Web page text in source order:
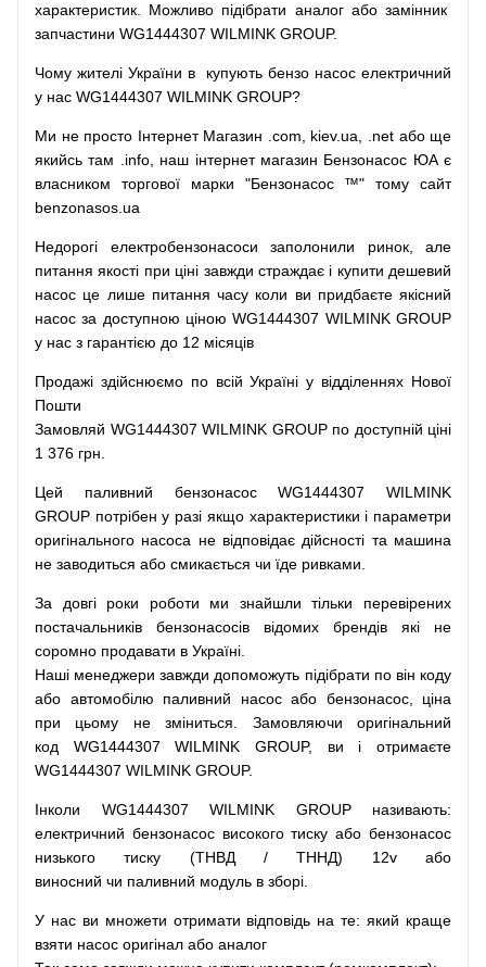
характеристик. Можливо підібрати аналог або замінник
запчастини WG1444307 WILMINK GROUP.
Чому жителі України в купують бензо насос електричний
у нас WG1444307 WILMINK GROUP?
Ми не просто Інтернет Магазин .com kiev.ua .net або ще
якийсь там .info, наш інтернет магазин Бензонасос ЮА є
власником
торгової марки "Бензонасос ™" тому
сайт
benzonasos.ua
Недорогі електробензонасоси заполонили ринок,
але
питання якості при ціні завжди страждає і купити дешевий
насос це лише питання часу коли ви придбаєте якісний
насос за доступною ціною WG1444307 WILMINK GROUP
у нас з гарантією до 12 місяців
Продажі здійснюємо по всій Україні у відділеннях Нової
Пошти
Замовляй WG1444307 WILMINK GROUP по доступній ціні
1 376 грн.
Цей паливний бензонасосWG1444307 WILMINK
GROUP потрібен у разі якщо характеристики і параметри
оригінального насоса не відповідає дійсності та машина
не заводиться або смикається чи їде ривками
За довгі роки роботи ми знайшли тільки
перевірених
постачальників
бензонасосів відомих брендів які
не
соромно продавати в Україні.
Наші менеджери завжди допоможуть підібрати по він коду
або автомобілю паливний насос або бензонасос,
ціна
при
цьому не зміниться Замовляючи
оригінальний
код WG1444307 WILMINK GROUP, ви і отримаєте
WG1444307 WILMINK GROUP.
Інколи WG1444307 WILMINK GROUP називають:
електричний бензонасос високого тиску або бензонасос
низького
тиску (ТНВД / ТННД) 12v
або
виносний чи паливний модуль в зборі
У нас ви множети отримати відповідь на те: який краще
взяти насос оригінал або аналог